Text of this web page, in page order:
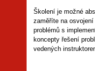
Školení je možné
zaměříte na
problémů s
koncepty řešení
vedených